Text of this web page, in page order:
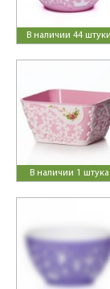
В наличии 44 штуки
В наличии 1 штука